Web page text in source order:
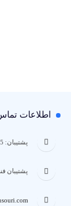
اطلاعات
پشتیبان:‌ 09999969875
پشتیبان فنی: